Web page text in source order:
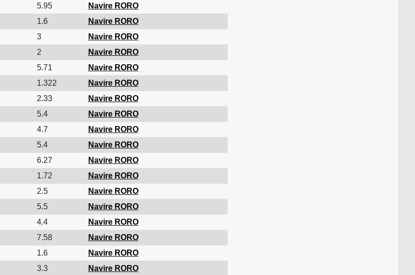
5.95
Navire RORO
1.6
Navire RORO
3
Navire RORO
2
Navire RORO
5.71
Navire RORO
1.322
Navire RORO
2.33
Navire RORO
5.4
Navire RORO
4.7
Navire RORO
5.4
Navire RORO
6.27
Navire RORO
1.72
Navire RORO
2.5
Navire RORO
5.5
Navire RORO
4.4
Navire RORO
7.58
Navire RORO
1.6
Navire RORO
3.3
Navire RORO